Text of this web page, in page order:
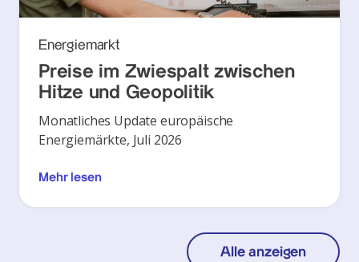
Energiemarkt
Preise im Zwiespalt zwischen
Hitze und Geopolitik
Monatliches Update europäische
Energiemärkte, Juli 2026
Mehr lesen
Alle anzeigen